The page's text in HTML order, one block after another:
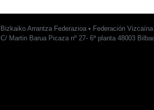
Bizkaiko Arrantza Federazioa • Federación
C/ Martin Barua Picaza nº 27- 6ª planta 48003